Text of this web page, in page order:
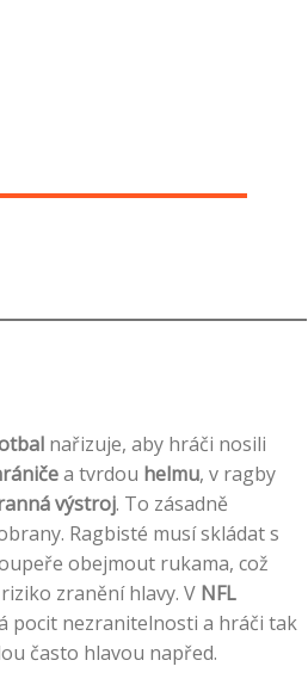
nařizuje, aby hráči nosili
a tvrdou helmu, v ragby
výstroj. To zásadně
Ragbisté musí skládat s
obejmout rukama, což
zranění hlavy. V NFL
pocit nezranitelnosti a hráči tak
často hlavou napřed.